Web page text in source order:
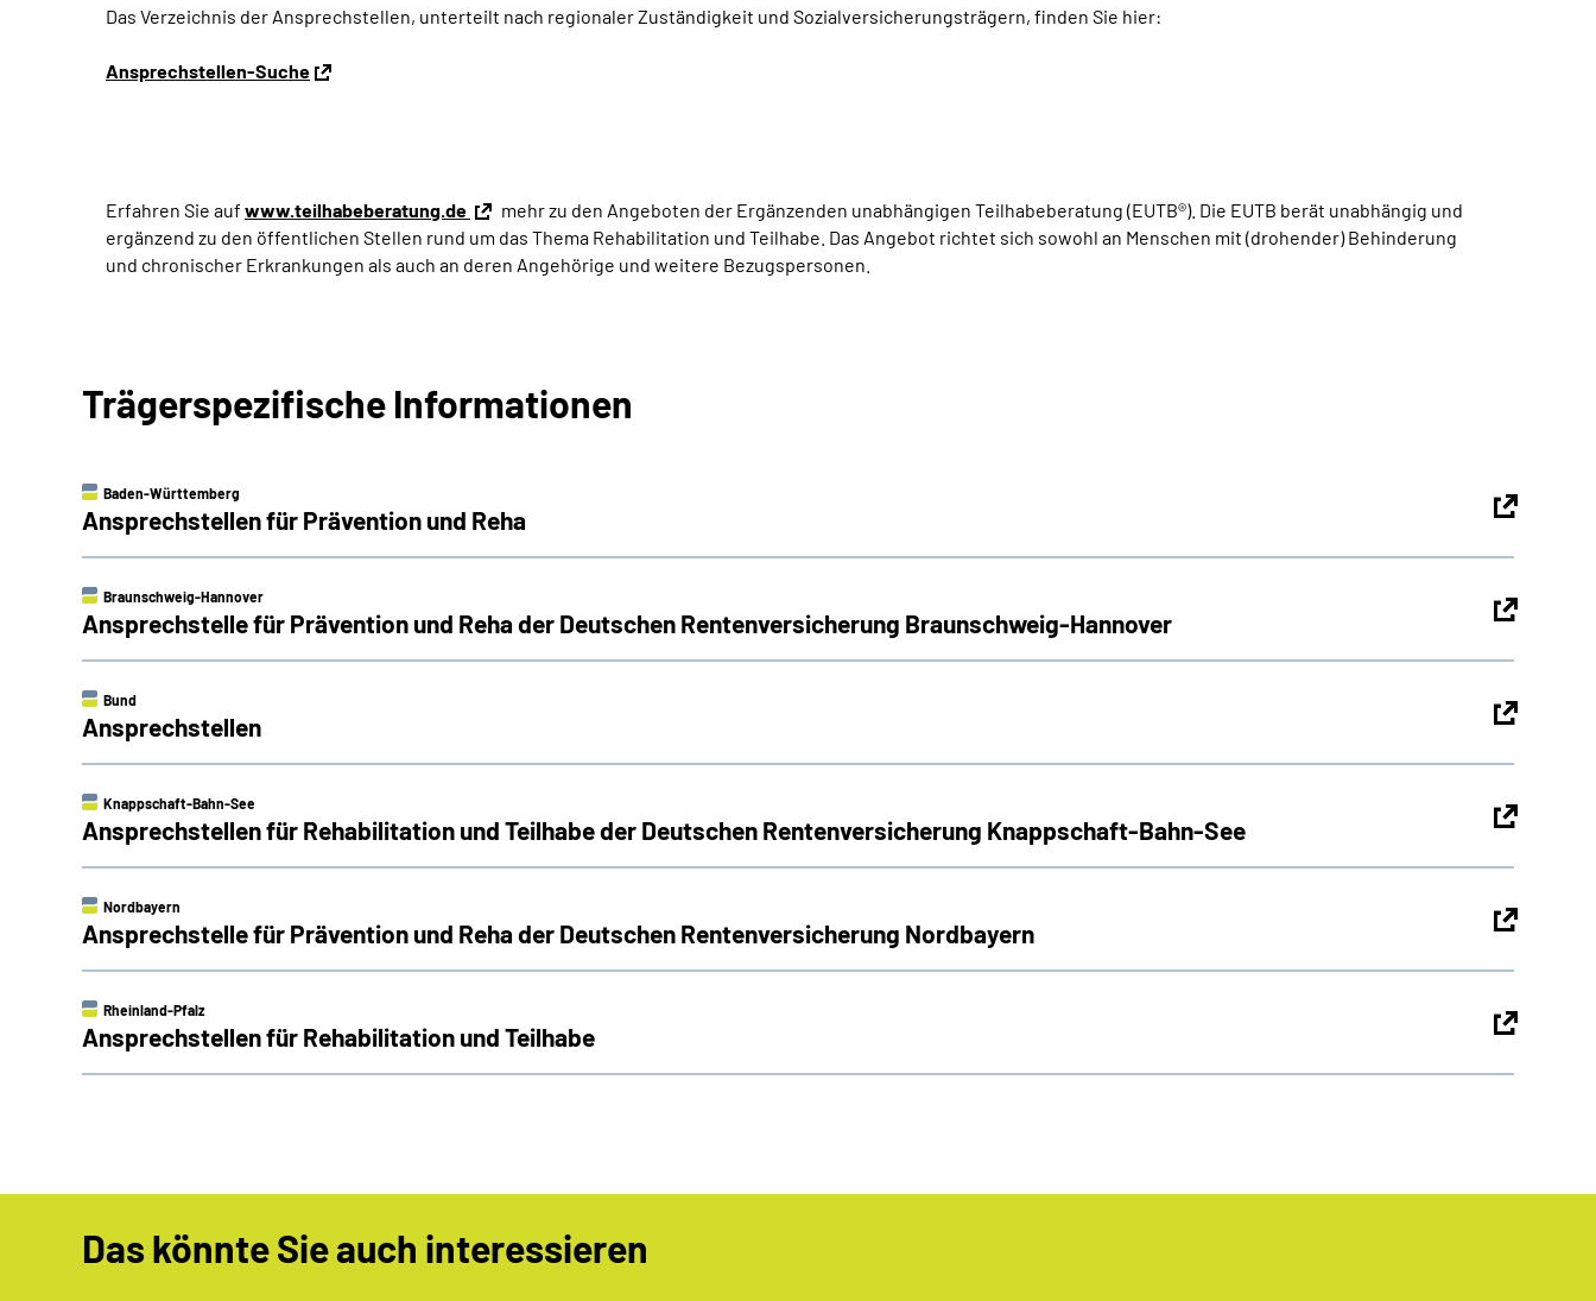
Das Verzeichnis der Ansprechstellen, unterteilt nach regionaler Zuständigkeit und Sozialversicherungsträgern, finden Sie hier:
Ansprechstellen-Suche
Erfahren Sie auf www.teilhabeberatung.de
mehr zu den Angeboten der Ergänzenden unabhängigen Teilhabeberatung (EUTB®). Die EUTB berät unabhängig und
ergänzend zu den öffentlichen Stellen rund um das Thema Rehabilitation und Teilhabe. Das Angebot richtet sich sowohl an Menschen mit (drohender) Behinderung
und chronischer Erkrankungen als auch an deren Angehörige und weitere Bezugspersonen.
Trägerspezifische Informationen
Baden-Württemberg
Ansprechstellen für Prävention und Reha
Braunschweig-Hannover
Ansprechstelle für Prävention und Reha der Deutschen Rentenversicherung Braunschweig-Hannover
Bund
Ansprechstellen
Knappschaft-Bahn-See
Ansprechstellen für Rehabilitation und Teilhabe der Deutschen Rentenversicherung Knappschaft-Bahn-See
Nordbayern
Ansprechstelle für Prävention und Reha der Deutschen Rentenversicherung Nordbayern
Rheinland-Pfalz
Ansprechstellen für Rehabilitation und Teilhabe
Das könnte Sie auch interessieren